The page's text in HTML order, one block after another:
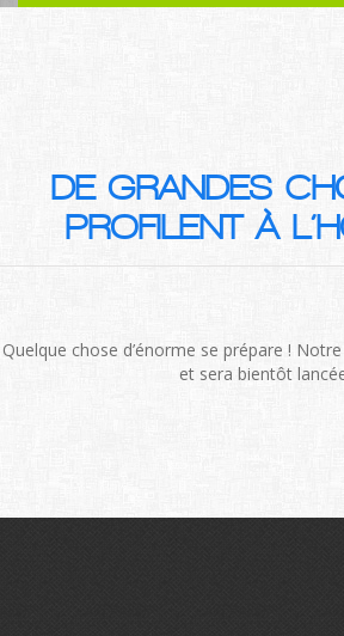
DE GRANDES
PROFILENT À
Quelque chose d’énorme se prépare !
et sera bientôt